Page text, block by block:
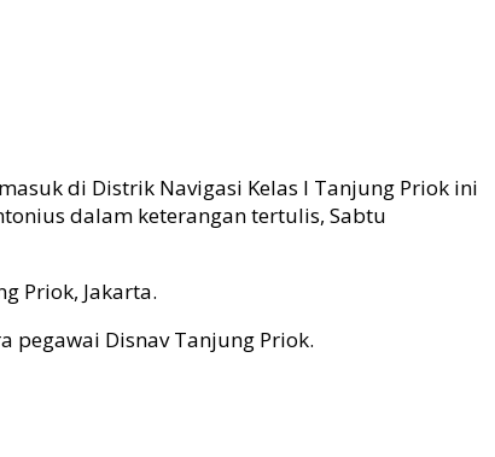
di Distrik Navigasi Kelas I Tanjung Priok ini
dalam keterangan tertulis, Sabtu
Priok, Jakarta.
Disnav Tanjung Priok.